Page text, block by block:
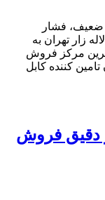
ضعیف، فشار
لاله زار تهران به
ترین مرکز فروش
کننده کابل
دقیق فروش